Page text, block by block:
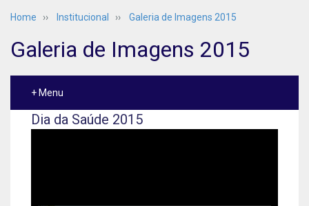
Home ›› Institucional ›› Galeria de Imagens 2015
Galeria de Imagens 2015
+ Menu
Dia da Saúde 2015